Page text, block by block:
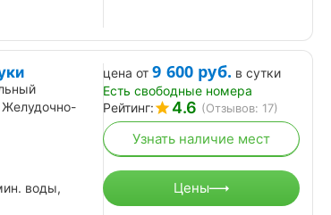
Желудочно-
воды,
цена от 9 600 руб. в сутки
Есть свободные номера
Рейтинг:
4.6 (Отзывов: 17)
Узнать наличие мест
Цены